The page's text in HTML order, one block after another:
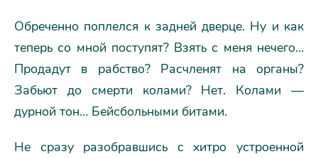
Обреченно поплелся к задней дверце. Ну и как
теперь со мной поступят? Взять с меня нечего…
Продадут в рабство? Расчленят на органы?
Забьют до смерти колами? Нет. Колами —
дурной тон… Бейсбольными битами.
Не сразу разобравшись с хитро устроенной